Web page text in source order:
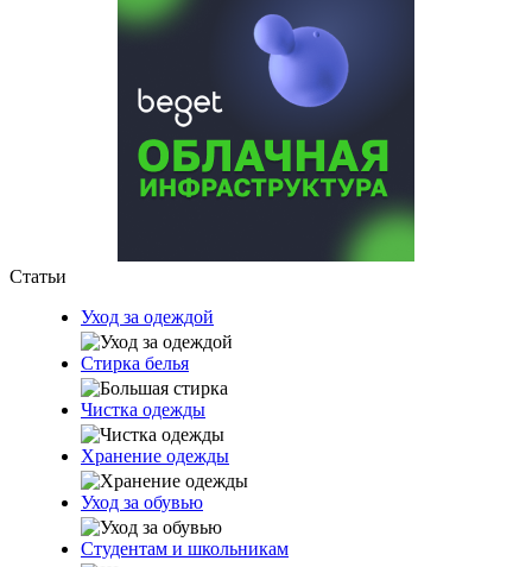
Статьи
Уход за одеждой
Стирка белья
Чистка одежды
Хранение одежды
Уход за обувью
Студентам и школьникам